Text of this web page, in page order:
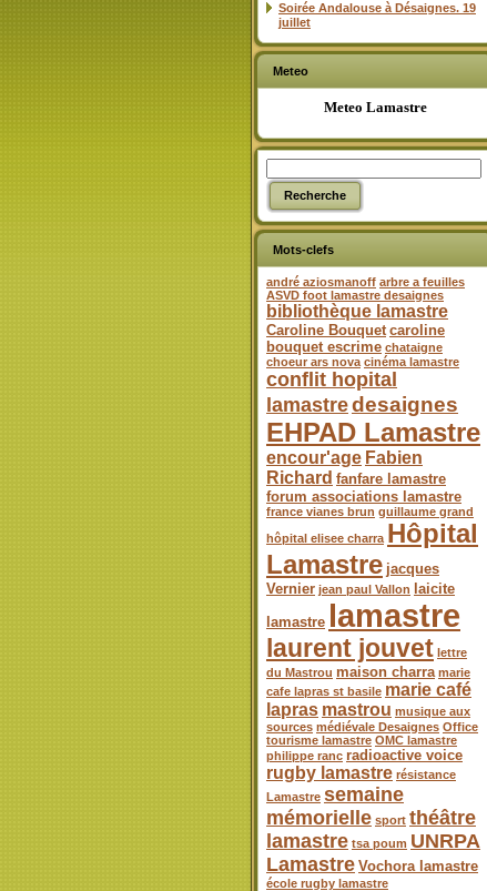
Soirée Andalouse à Désaignes. 19
juillet
Meteo
Meteo Lamastre
Mots-clefs
andré aziosmanoff arbre a feuilles
ASVD foot lamastre desaignes
bibliothèque lamastre
Caroline Bouquet caroline
bouquet escrime chataigne
choeur ars nova cinéma lamastre
conflit hopital
lamastredesaignes
EHPAD Lamastre
encour'age Fabien
Richard fanfare lamastre
forum associations lamastre
france vianes brun guillaume grand
hôpital elisee charra Hôpital
Lamastre jacques
Vernier jean paul Vallon
laicite
lamastre lamastre
laurent jouvet lettre
du Mastrou maison charra marie
cafe lapras st basile marie café
lapras mastrou musique aux
sources médiévale Desaignes Office
tourisme lamastre OMC lamastre
philippe ranc radioactive voice
rugby lamastre résistance
Lamastre semaine
mémorielle sport théâtre
lamastre tsa poum UNRPA
Lamastre Vochora lamastre
école rugby lamastre